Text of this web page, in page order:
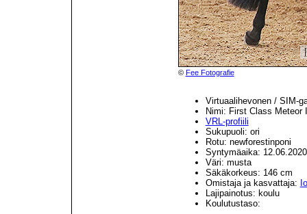
© Fee Fotografie
Virtuaalihevonen / SIM-
Nimi: First Class Meteor
VRL-profiili
Sukupuoli: ori
Rotu: newforestinponi
Syntymäaika: 12.06.2020
Väri: musta
Säkäkorkeus: 146 cm
Omistaja ja kasvattaja:
Lajipainotus: koulu
Koulutustaso: